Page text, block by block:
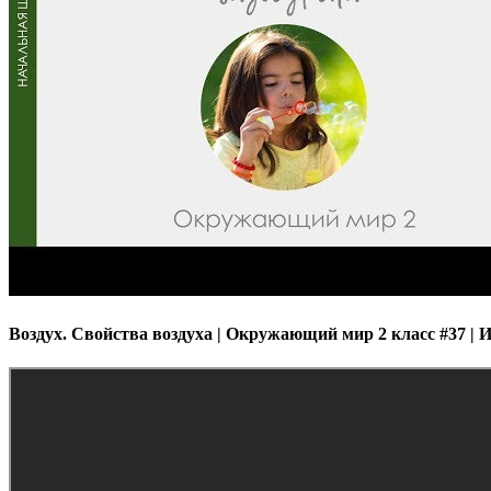
Воздух. Свойства воздуха | Окружающий мир 2 класс #37 |